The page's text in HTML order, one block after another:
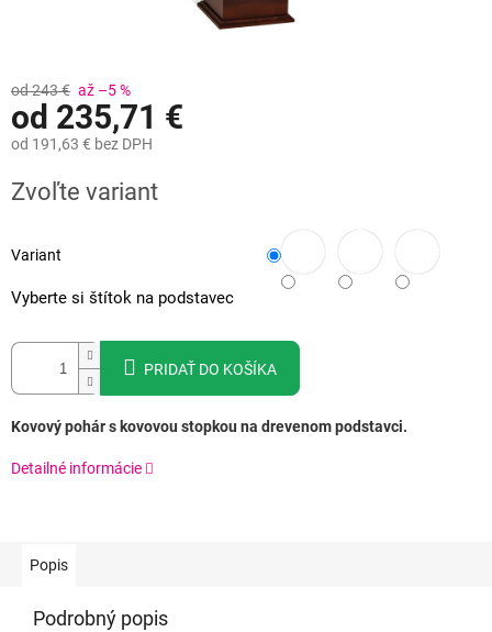
od 243 € až –5 %
od 235,71 €
od 191,63 € bez DPH
cena:
Zvoľte variant
Variant
Vyberte si štítok na podstavec
PRIDAŤ DO KOŠÍKA
Kovový pohár s kovovou stopkou na drevenom podstavci.
Detailné informácie
Popis
Podrobný popis